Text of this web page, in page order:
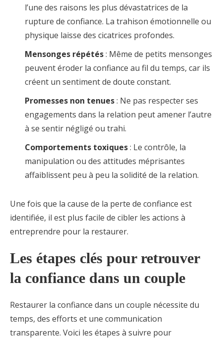
l’une des raisons les plus dévastatrices de la
rupture de confiance. La trahison émotionnelle ou
physique laisse des cicatrices profondes.
Mensonges répétés: Même de petits mensonges
peuvent éroder la confiance au fil du temps, car ils
créent un sentiment de doute constant.
Promesses non tenues: Ne pas respecter ses
engagements dans la relation peut amener l’autre
à se sentir négligé ou trahi.
Comportements toxiques: Le contrôle, la
manipulation ou des attitudes méprisantes
affaiblissent peu à peu la solidité de la relation.
Une fois que la cause de la perte de confiance est
identifiée, il est plus facile de cibler les actions à
entreprendre pour la restaurer.
Les étapes clés pour retrouver
la confiance dans un couple
Restaurer la confiance dans un couple nécessite du
temps, des efforts et une communication
transparente. Voici les étapes à suivre pour